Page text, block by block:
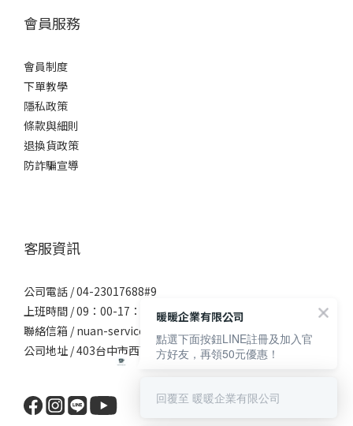
會員服務
會員制度
下單教學
隱私政策
條款與細則
退換貨政策
防詐騙宣導
客服資訊
公司電話 / 04-23017688#9
上班時間 / 09：00-17：00
聯絡信箱 / nuan-service@gingertea.com.tw
公司地址 / 403台中市西區公益路161號9樓-5
暖暖企業有限公司
點選下面按鈕LINE註冊及加入官
方好友，再領50元優惠！
回覆至 暖暖企業有限公司